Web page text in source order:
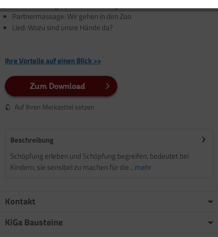
Partnermassage: Wir gehen in den Zoo
Lied: Wozu sind unsre Hände da?
Ihre Vorteile auf einen Blick >>
Zum Download
Auf Ihren Merkzettel setzen
Beschreibung
Schöpfung erleben und Schöpfung begreifen, bedeutet bei
Kindern, sie sensibel zu machen für die... mehr
Kontakt
KiGa Bausteine